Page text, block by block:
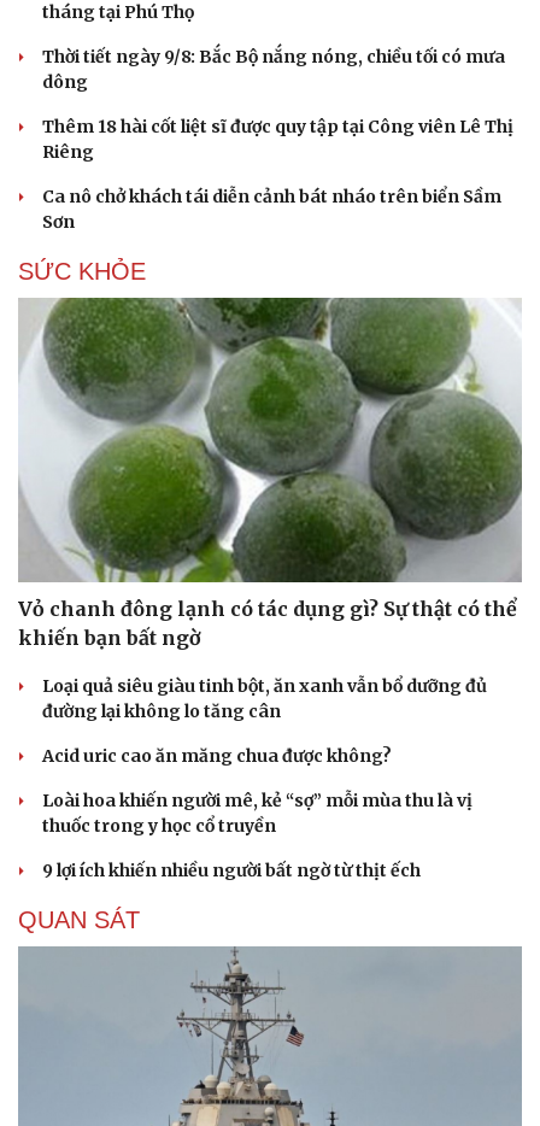
tháng tại Phú Thọ
Thời tiết ngày 9/8: Bắc Bộ nắng nóng, chiều tối có mưa
dông
Thêm 18 hài cốt liệt sĩ được quy tập tại Công viên Lê Thị
Riêng
Ca nô chở khách tái diễn cảnh bát nháo trên biển Sầm
Sơn
SỨC KHỎE
Vỏ chanh đông lạnh có tác dụng gì? Sự thật có thể
khiến bạn bất ngờ
Loại quả siêu giàu tinh bột, ăn xanh vẫn bổ dưỡng đủ
đường lại không lo tăng cân
Acid uric cao ăn măng chua được không?
Loài hoa khiến người mê, kẻ “sợ” mỗi mùa thu là vị
thuốc trong y học cổ truyền
9 lợi ích khiến nhiều người bất ngờ từ thịt ếch
QUAN SÁT